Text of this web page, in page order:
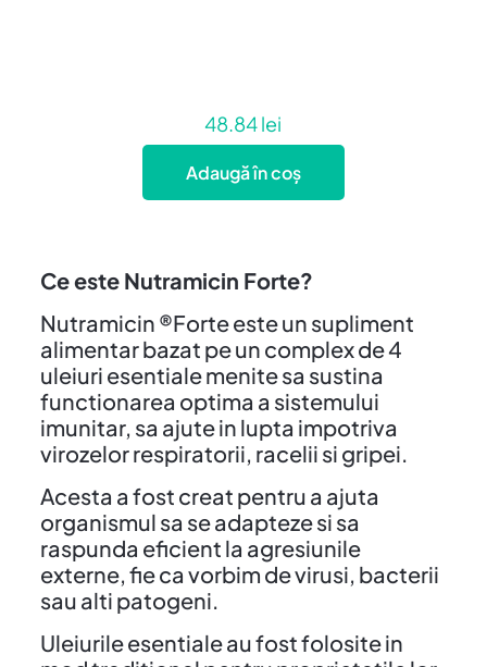
48.84lei
Adaugă în coș
Ce este Nutramicin Forte?
Nutramicin ®Forte este un supliment
alimentar bazat pe un complex de 4
uleiuri esentiale menite sa sustina
functionarea optima a sistemului
imunitar, sa ajute in lupta impotriva
virozelor respiratorii, racelii si gripei.
Acesta a fost creat pentru a ajuta
organismul sa se adapteze si sa
raspunda eficient la agresiunile
externe, fie ca vorbim de virusi, bacterii
sau alti patogeni.
Uleiurile esentiale au fost folosite in